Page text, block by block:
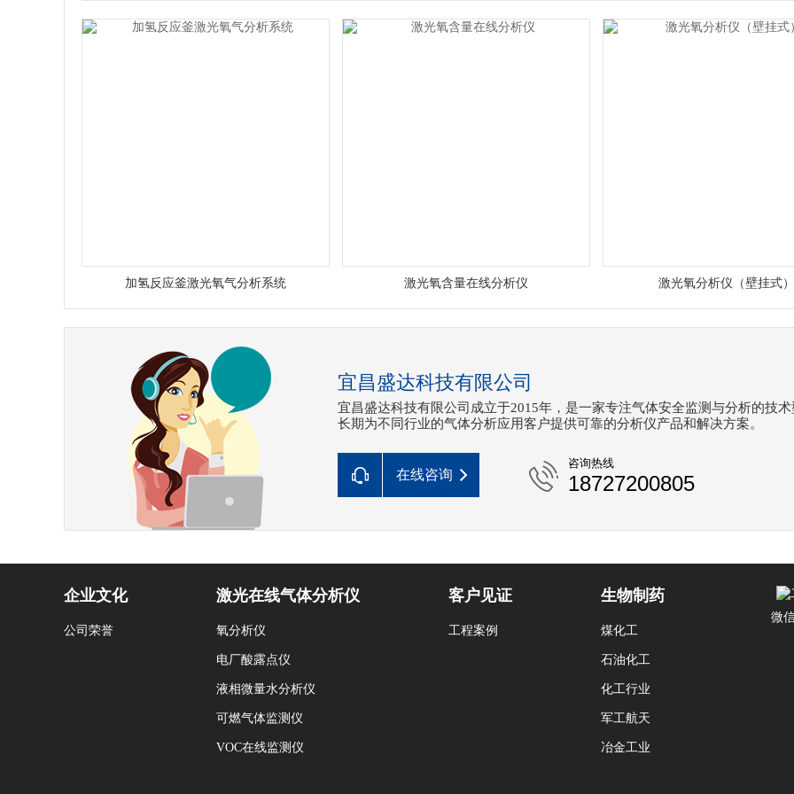
加氢反应釜激光氧气分析系统 激光氧含量在线分析仪 激光氧分析仪（壁挂式）
宜昌盛达科技有限公司
宜昌盛达科技有限公司成立于2015年，是一家专注气体安全监测与分析的技
长期为不同行业的气体分析应用客户提供可靠的分析仪产品和解决方案。
在线咨询
咨询热线
18727200805
企业文化
公司荣誉
激光在线气体分析仪
氧分析仪
电厂酸露点仪
液相微量水分析仪
可燃气体监测仪
VOC在线监测仪
客户见证
工程案例
生物制药
煤化工
石油化工
化工行业
军工航天
冶金工业
微